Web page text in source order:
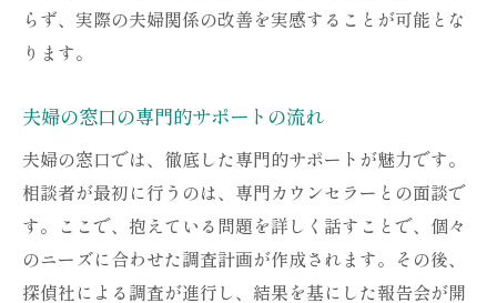
らず、実際の夫婦関係の改善を実感することが可能とな
ります。
夫婦の窓口の専門的サポートの流れ
夫婦の窓口では、徹底した専門的サポートが魅力です。
相談者が最初に行うのは、専門カウンセラーとの面談で
す。ここで、抱えている問題を詳しく話すことで、個々
のニーズに合わせた調査計画が作成されます。その後、
探偵社による調査が進行し、結果を基にした報告会が開